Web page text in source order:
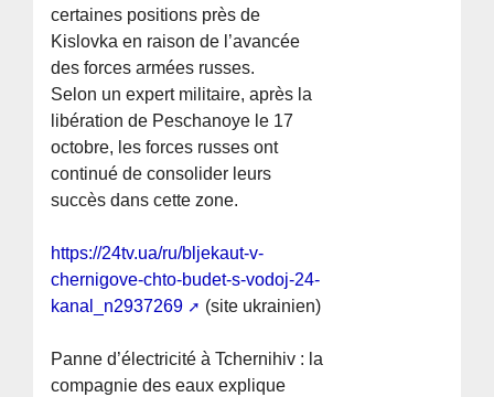
certaines positions près de
Kislovka en raison de l’avancée
des forces armées russes.
Selon un expert militaire, après la
libération de Peschanoye le 17
octobre, les forces russes ont
continué de consolider leurs
succès dans cette zone.
https://24tv.ua/ru/bljekaut-v-
chernigove-chto-budet-s-vodoj-24-
kanal_n2937269
(site ukrainien)
Panne d’électricité à Tchernihiv : la
compagnie des eaux explique